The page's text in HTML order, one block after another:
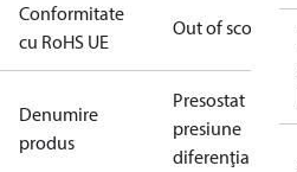
Conformitate
cu RoHS UE
Out of scope
Denumire
produs
Presostat
presiune
diferenţială